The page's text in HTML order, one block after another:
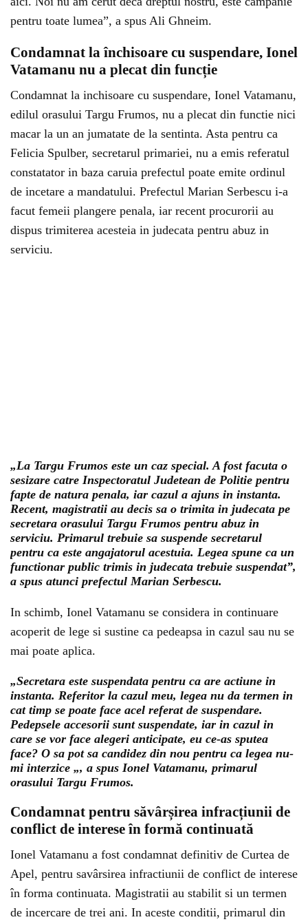
pentru toate lumea”, a spus Ali Ghneim.
Condamnat la închisoare cu suspendare, Ionel
Vatamanu nu a plecat din funcție
Condamnat la inchisoare cu suspendare, Ionel Vatamanu,
edilul orasului Targu Frumos, nu a plecat din functie nici
macar la un an jumatate de la sentinta. Asta pentru ca
Felicia Spulber, secretarul primariei, nu a emis referatul
constatator in baza caruia prefectul poate emite ordinul
de incetare a mandatului. Prefectul Marian Serbescu i-a
facut femeii plangere penala, iar recent procurorii au
dispus trimiterea acesteia in judecata pentru abuz in
serviciu.
„La Targu Frumos este un caz special. A fost facuta o
sesizare catre Inspectoratul Judetean de Politie pentru
fapte de natura penala, iar cazul a ajuns in instanta.
Recent, magistratii au decis sa o trimita in judecata pe
secretara orasului Targu Frumos pentru abuz in
serviciu. Primarul trebuie sa suspende secretarul
pentru ca este angajatorul acestuia. Legea spune ca un
functionar public trimis in judecata trebuie suspendat”,
a spus atunci prefectul Marian Serbescu.
In schimb, Ionel Vatamanu se considera in continuare
acoperit de lege si sustine ca pedeapsa in cazul sau nu se
mai poate aplica.
„Secretara este suspendata pentru ca are actiune in
instanta. Referitor la cazul meu, legea nu da termen in
cat timp se poate face acel referat de suspendare.
Pedepsele accesorii sunt suspendate, iar in cazul in
care se vor face alegeri anticipate, eu ce-as sputea
face? O sa pot sa candidez din nou pentru ca legea nu-
mi interzice „, a spus Ionel Vatamanu, primarul
orasului Targu Frumos.
Condamnat pentru săvârșirea infracțiunii de
conflict de interese în formă continuată
Ionel Vatamanu a fost condamnat definitiv de Curtea de
Apel, pentru savârsirea infractiunii de conflict de interese
în forma continuata. Magistratii au stabilit si un termen
de incercare de trei ani. In aceste conditii, primarul din